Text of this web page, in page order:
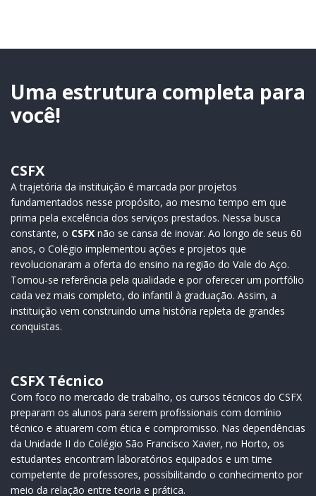
próximo dia 2 de
de história,
transformação
de…
Uma estrutura completa para
você!
CSFX
A trajetória da instituição é marcada por projetos
fundamentados nesse propósito, ao mesmo tempo em que
prima pela excelência dos serviços prestados. Nessa busca
constante, o CSFX não se cansa de inovar. Ao longo de seus 60
anos, o Colégio implementou ações e projetos que
revolucionaram a oferta do ensino na região do Vale do Aço.
Tornou-se referência pela qualidade e por oferecer um portfólio
cada vez mais completo, do infantil à graduação. Assim, a
instituição vem construindo uma história repleta de grandes
conquistas.
CSFX Técnico
Com foco no mercado de trabalho, os cursos técnicos do CSFX
preparam os alunos para serem profissionais com domínio
técnico e atuarem com ética e compromisso. Nas dependências
da Unidade II do Colégio São Francisco Xavier, no Horto, os
estudantes encontram laboratórios equipados e um time
competente de professores, possibilitando o conhecimento por
meio da relação entre teoria e prática.